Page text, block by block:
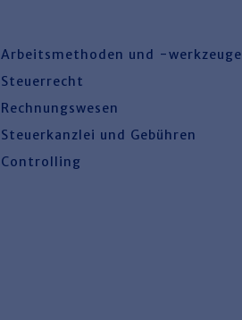
Arbeitsmethoden und -werkzeuge
Steuerrecht
Rechnungswesen
Steuerkanzlei und Gebühren
Controlling